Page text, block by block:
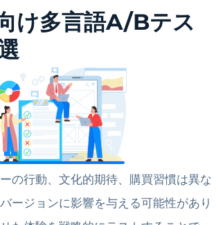
け多言語A/Bテス
の行動、文化的期待、購買習慣は異な
ージョンに影響を与える可能性があり